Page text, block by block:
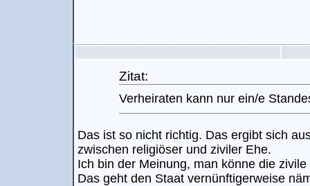
Zitat:
Verheiraten kann nur ein/e
Das ist so nicht richtig. Das ergibt sich
zwischen religiöser und ziviler Ehe.
Ich bin der Meinung, man könne die
Das geht den Staat vernünftigerweise